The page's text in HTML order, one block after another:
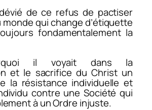
dévié de ce refus de pactiser
monde qui change d’étiquette
fondamentalement la
il voyait dans la
et le sacrifice du Christ un
la résistance individuelle et
contre une Société qui
à un Ordre injuste.